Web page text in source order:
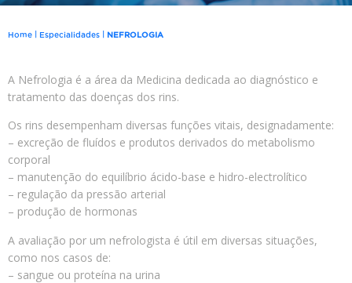
Home Especialidades NEFROLOGIA
A Nefrologia é a área da Medicina dedicada ao diagnóstico e
tratamento das doenças dos rins.
Os rins desempenham diversas funções vitais, designadamente:
– excreção de fluídos e produtos derivados do metabolismo
corporal
– manutenção do equilíbrio ácido-base e hidro-electrolítico
– regulação da pressão arterial
– produção de hormonas
A avaliação por um nefrologista é útil em diversas situações,
como nos casos de:
– sangue ou proteína na urina